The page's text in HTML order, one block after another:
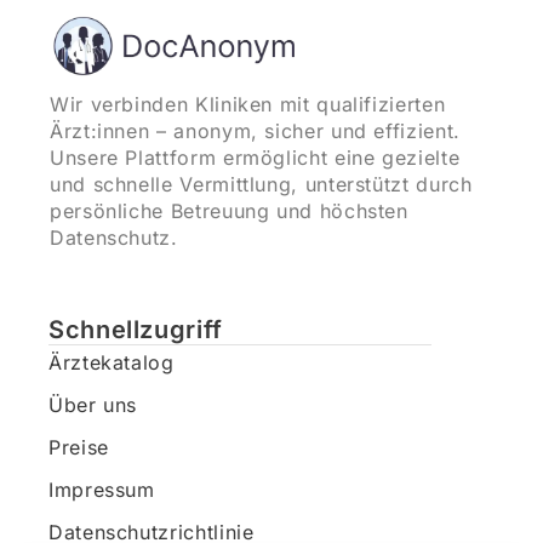
Wir verbinden Kliniken mit qualifizierten
Ärzt:innen – anonym, sicher und effizient.
Unsere Plattform ermöglicht eine gezielte
und schnelle Vermittlung, unterstützt durch
persönliche Betreuung und höchsten
Datenschutz.
Schnellzugriff
Ärztekatalog
Über uns
Preise
Impressum
Datenschutzrichtlinie